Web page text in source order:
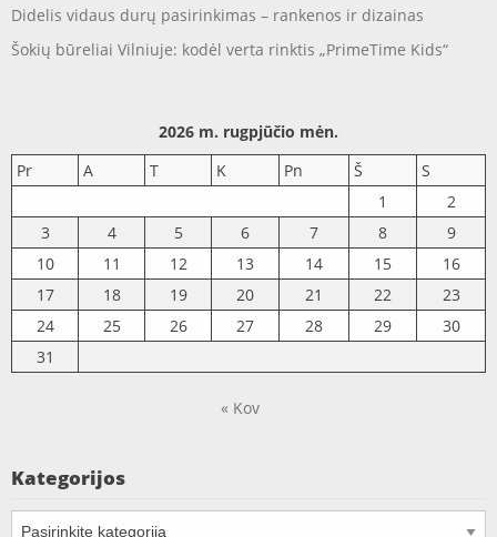
Didelis vidaus durų pasirinkimas – rankenos ir dizainas
Šokių būreliai Vilniuje: kodėl verta rinktis „PrimeTime Kids“
2026 m. rugpjūčio mėn.
Pr
A T K Pn Š
S
1
2
3
4 5 6 7 8
9
10
11 12 13 14 15
16
17
18 19 20 21 22
23
24
25 26 27 28 29
30
31
« Kov
Kategorijos
Kategorijos